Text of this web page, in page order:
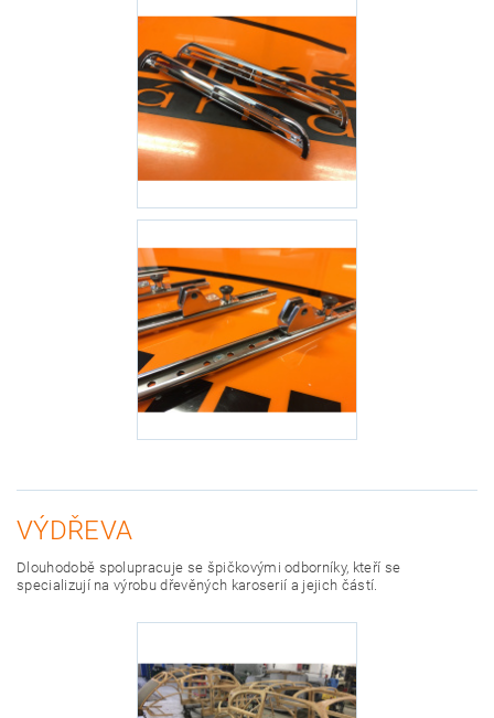
VÝDŘEVA
Dlouhodobě spolupracuje se špičkovými odborníky, kteří se
specializují na výrobu dřevěných karoserií a jejich částí.